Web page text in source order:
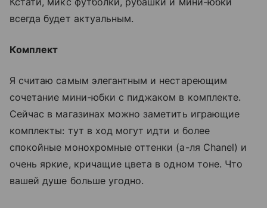
всегда будет актуальным.
Комплект
Я считаю самым элегантным и нестареющим
сочетание мини-юбки с пиджаком в комплекте.
Сейчас в магазинах можно заметить играющие
комплекты: тут в ход могут идти и более
спокойные монохромные оттенки (а-ля Chanel) и
очень яркие, кричащие цвета в одном тоне. Что
вашей душе больше угодно.